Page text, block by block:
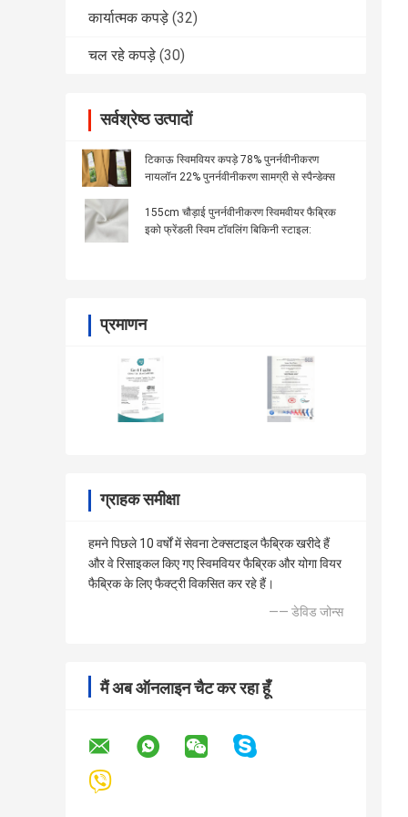
कार्यात्मक कपड़े (32)
चल रहे कपड़े (30)
सर्वश्रेष्ठ उत्पादों
टिकाऊ स्विमवियर कपड़े 78% पुनर्नवीनीकरण
नायलॉन 22% पुनर्नवीनीकरण सामग्री से स्पैन्डेक्स
155cm चौड़ाई पुनर्नवीनीकरण स्विमवीयर फैब्रिक
इको फ्रेंडली स्विम टॉवलिंग बिकिनी स्टाइल:
प्रमाणन
ग्राहक समीक्षा
हमने पिछले 10 वर्षों में सेवना टेक्सटाइल फैब्रिक खरीदे हैं
और वे रिसाइकल किए गए स्विमवियर फैब्रिक और योगा वियर
फैब्रिक के लिए फैक्ट्री विकसित कर रहे हैं।
—— डेविड जोन्स
मैं अब ऑनलाइन चैट कर रहा हूँ